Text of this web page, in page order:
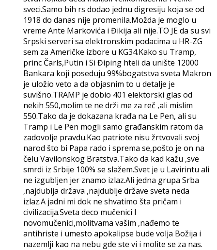
sveci.Samo bih rs dodao jednu digresiju koja se od
1918 do danas nije promenila.Možda je moglo u
vreme Ante Markovića i Đikija ali nije.TO JE da su svi
Srpski serveri sa elektronskim podacima u HR-ZG
sem za Američke izbore u KG34.Kako su Tramp,
princ Čarls,Putin i Si Điping hteli da unište 12000
Bankara koji poseduju 99%bogatstva sveta Makron
je uložio veto a da objasnim to u detalje je
suvišno.TRAMP je dobio 401 elektorski glas od
nekih 550,molim te ne drži me za reč ,ali mislim
550.Tako da je dokazana krađa na Le Pen, ali su
Tramp i Le Pen mogli samo građanskim ratom da
zadovolje pravdu.Kao patriote nisu žrtvovali svoj
narod što bi Papa rado i sprema se,pošto je on na
čelu Vavilonskog Bratstva.Tako da kad kažu ,sve
smrdi iz Srbije 100% se slažem.Svet je u Lavirintu ali
ne izgubljen jer znamo izlaz.Ali jedna grupa Srba
,najdublja država ,najdublje države sveta neda
izlaz.A jadni mi dok ne shvatimo šta pričam i
civilizacija.Sveta deco mučenici I
novomučenici,molitvama vašim ,nađemo te
antihriste i umesto apokalipse bude volja Božija i
nazemlji kao na nebu gde ste vi i molite se za nas.